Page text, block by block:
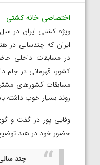
اختصاصی خانه کشتی–
ویژه کشتی ایران در
ایران که چندسالی در
در مسابقات داخلی
کشور، قهرمانی در
مسابقات کشورهای
روند بسیار خوب داشته
وفایی پور در گفت و
حضور خود در هند
چند